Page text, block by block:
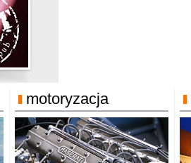
motoryzacja